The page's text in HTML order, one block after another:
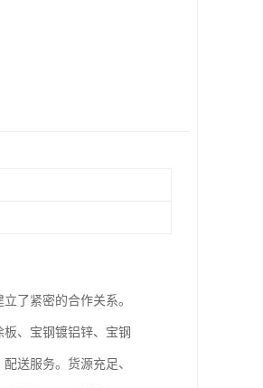
了紧密的合作关系。
、宝钢镀铝锌、宝钢
送服务。货源充足、